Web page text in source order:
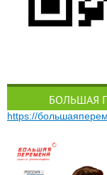
БОЛЬШАЯ
https://